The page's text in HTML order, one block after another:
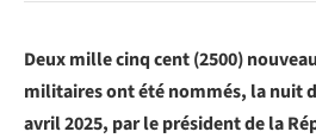
Deux mille cinq cent (2500)
militaires ont été nommés, la nuit
avril 2025, par le président de la